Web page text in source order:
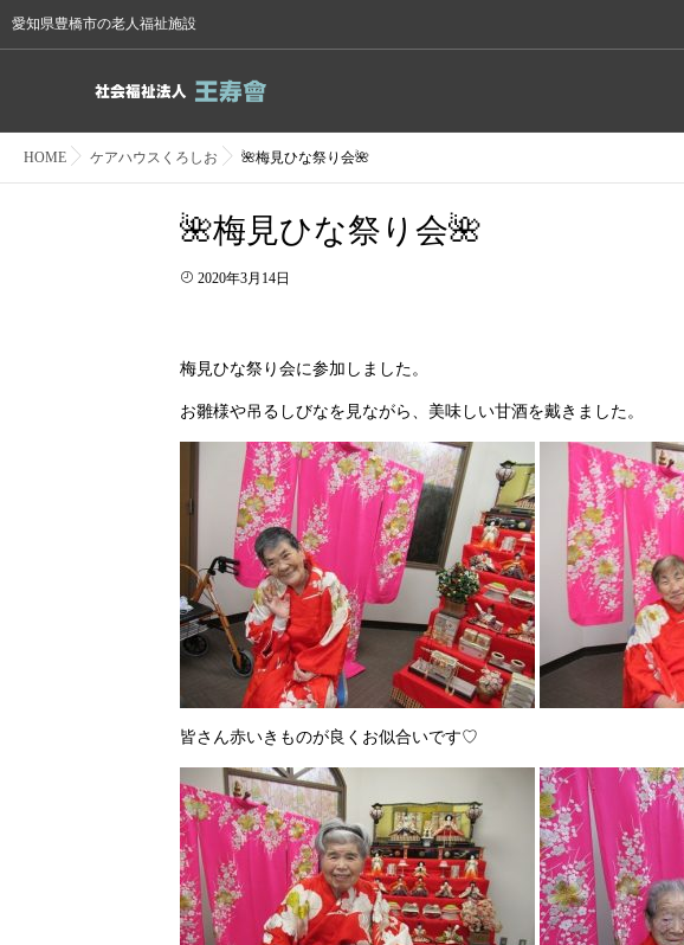
愛知県豊橋市の老人福祉施設
HOME ケアハウスくろしお 🌺梅見ひな祭り会🌺
🌺梅見ひな祭り会🌺
2020年3月14日
梅見ひな祭り会に参加しました。
お雛様や吊るしびなを見ながら、美味しい甘酒を戴きました。
皆さん赤いきものが良くお似合いです♡